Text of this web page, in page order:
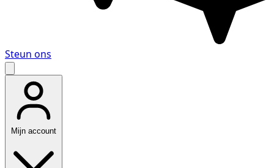
Steun ons
Mijn account